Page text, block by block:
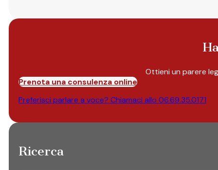
Ottieni un parere
Prenota una consulenza online
Preferisci parlare a voce? Chiamaci allo 06.69.35.0171
Ricerca